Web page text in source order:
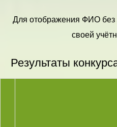
Для отображения ФИО без
своей
Результаты